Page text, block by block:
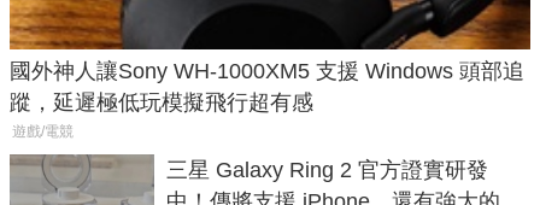
國外神人讓Sony WH-1000XM5 支援 Windows 頭部追
蹤，延遲極低玩模擬飛行超有感
遊戲/電競
三星 Galaxy Ring 2 官方證實研發